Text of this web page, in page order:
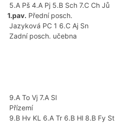
5.A Pš 4.A Pj 5.B Sch 7.C Ch Jů
1.pav. Přední posch.
Jazyková PC 1 6.C Aj Sn
Zadní posch. učebna
9.A To Vj 7.A Sl
Přízemí
9.B Hv KL 6.A Tr 6.B Hl 8.B Fy St